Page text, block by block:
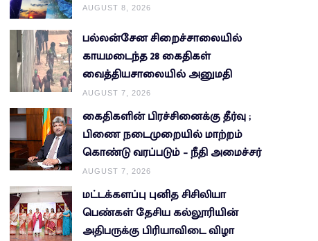
AUGUST 8, 2026
பல்லன்சேன சிறைச்சாலையில்
காயமடைந்த 28 கைதிகள்
வைத்தியசாலையில் அனுமதி
AUGUST 7, 2026
கைதிகளின் பிரச்சினைக்கு தீர்வு ;
பிணை நடைமுறையில் மாற்றம்
கொண்டு வரப்படும் – நீதி அமைச்சர்
AUGUST 7, 2026
மட்டக்களப்பு புனித சிசிலியா
பெண்கள் தேசிய கல்லூரியின்
அதிபருக்கு பிரியாவிடை விழா